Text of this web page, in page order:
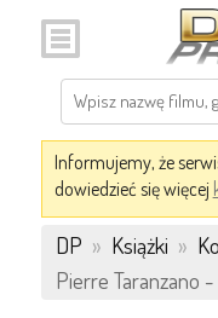
Informujemy, że
dowiedzieć się więcej
DP » Książki »
Pierre Taranzano